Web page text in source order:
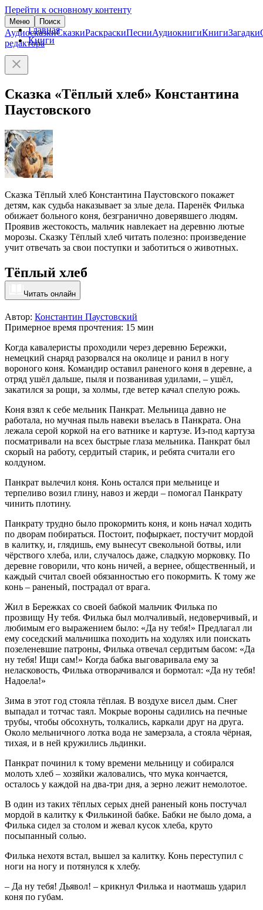
Перейти к основному контенту
Меню Поиск
АудиосказкиСказкиРаскраскиПесниАудиокнигиКнигиЗагадки
редактора
Главная
Книги
Сказка «Тёплый хлеб» Константина
Паустовского
Сказка Тёплый хлеб Константина Паустовского покажет
детям, как судьба наказывает за злые дела. Паренёк Филька
обижает больного коня, безгранично доверявшего людям.
Проявив жестокость, мальчик навлекает на деревню лютые
морозы. Сказку Тёплый хлеб читать полезно: произведение
учит отвечать за свои поступки и заботиться о животных.
Тёплый хлеб
Читать онлайн
Автор: Константин Паустовский
Примерное время прочтения: 15 мин
Когда кавалеристы проходили через деревню Бережки,
немецкий снаряд разорвался на околице и ранил в ногу
вороного коня. Командир оставил раненого коня в деревне, а
отряд ушёл дальше, пыля и позванивая удилами, – ушёл,
закатился за рощи, за холмы, где ветер качал спелую рожь.
Коня взял к себе мельник Панкрат. Мельница давно не
работала, но мучная пыль навеки въелась в Панкрата. Она
лежала серой коркой на его ватнике и картузе. Из-под картуза
посматривали на всех быстрые глаза мельника. Панкрат был
скорый на работу, сердитый старик, и ребята считали его
колдуном.
Панкрат вылечил коня. Конь остался при мельнице и
терпеливо возил глину, навоз и жерди – помогал Панкрату
чинить плотину.
Панкрату трудно было прокормить коня, и конь начал ходить
по дворам побираться. Постоит, пофыркает, постучит мордой
в калитку, и, глядишь, ему вынесут свекольной ботвы, или
чёрствого хлеба, или, случалось даже, сладкую морковку. По
деревне говорили, что конь ничей, а вернее, общественный, и
каждый считал своей обязанностью его покормить. К тому же
конь – раненый, пострадал от врага.
Жил в Бережках со своей бабкой мальчик Филька по
прозвищу Ну тебя. Филька был молчаливый, недоверчивый, и
любимым его выражением было: «Да ну тебя!» Предлагал ли
ему соседский мальчишка походить на ходулях или поискать
позеленевшие патроны, Филька отвечал сердитым басом: «Да
ну тебя! Ищи сам!» Когда бабка выговаривала ему за
неласковость, Филька отворачивался и бормотал: «Да ну тебя!
Надоела!»
Зима в этот год стояла тёплая. В воздухе висел дым. Снег
выпадал и тотчас таял. Мокрые вороны садились на печные
трубы, чтобы обсохнуть, толкались, каркали друг на друга.
Около мельничного лотка вода не замерзала, а стояла чёрная,
тихая, и в ней кружились льдинки.
Панкрат починил к тому времени мельницу и собирался
молоть хлеб – хозяйки жаловались, что мука кончается,
осталось у каждой на два-три дня, а зерно лежит немолотое.
В один из таких тёплых серых дней раненый конь постучал
мордой в калитку к Филькиной бабке. Бабки не было дома, а
Филька сидел за столом и жевал кусок хлеба, круто
посыпанный солью.
Филька нехотя встал, вышел за калитку. Конь переступил с
ноги на ногу и потянулся к хлебу.
– Да ну тебя! Дьявол! – крикнул Филька и наотмашь ударил
коня по губам.